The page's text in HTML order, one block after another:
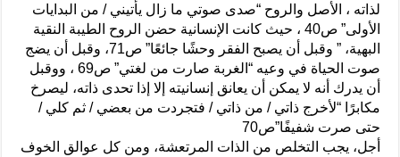
لذاته ، الأصل والروح “صدى صوتي ما زال يأتيني / من البدايات
الأولى” ص40 ، حيث كانت الإنسانية حضن الروح الطيبة النقية
البهية، ” وقبل أن يصبح الفقر وحشًا جائعًا” ص71، وقبل أن يضج
صوت الحياة في وعيه “الغربة صارت من لغتي” ص69 ، ووقبل
أن يدرك أنه لا يمكن أن يعانق إنسانيته إلا إذا تحدى ذاته، ليصرخ
مكابرًا “لأخرج ذاتي / من ذاتي / فتجردت من بعضي / ثم كلي /
حتى صرت شفيفًا”ص70
أجل، يجب التخلص من الذات المرتعشة، ومن كل عوالق الخوف